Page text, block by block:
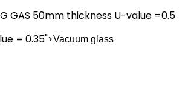
GAS 50mm thickness U-value =0.5
= 0.35">Vacuum glass